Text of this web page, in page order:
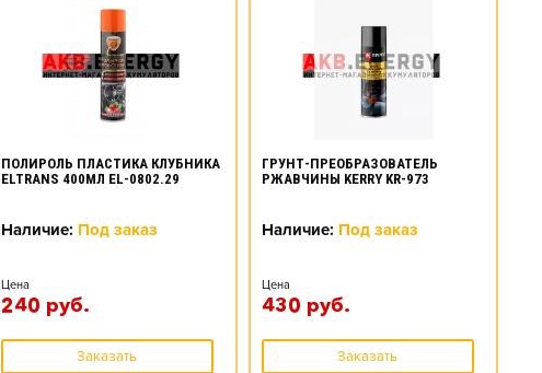
ПОЛИРОЛЬ ПЛАСТИКА КЛУБНИКА
ELTRANS 400МЛ EL-0802.29
Наличие: Под заказ
Цена
240 руб.
Заказать
ГРУНТ-ПРЕОБРАЗОВАТЕЛЬ
РЖАВЧИНЫ KERRY KR-973
Наличие: Под заказ
Цена
430 руб.
Заказать